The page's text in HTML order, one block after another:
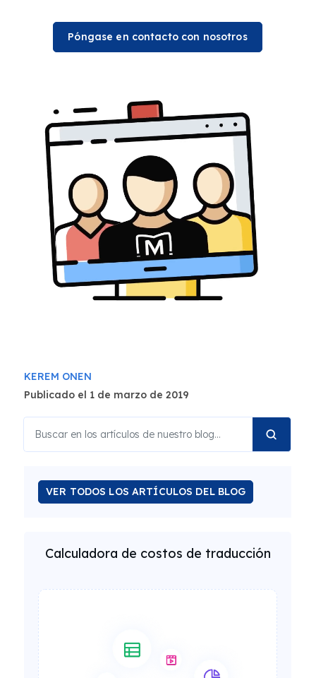
Póngase en contacto con nosotros
KEREM ONEN
Publicado el 1 de marzo de 2019
VER TODOS LOS ARTÍCULOS DEL BLOG
Calculadora de costos de traducción